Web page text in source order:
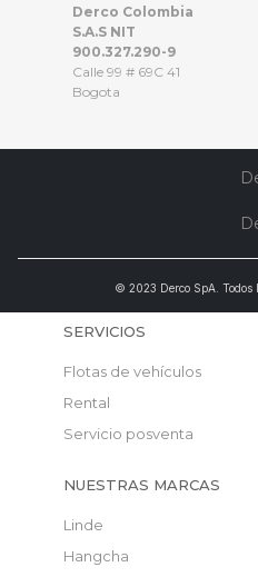
SERVICIOS
Flotas de vehículos
Rental
Servicio posventa
NUESTRAS MARCAS
Linde
Hangcha
Derco Colombia
S.A.S NIT
900.327.290-9
Calle 99 # 69C 41
Bogota
© 2023 Derco SpA. Todos